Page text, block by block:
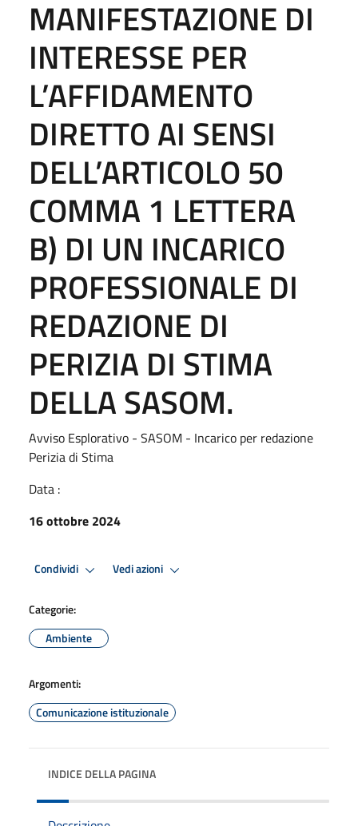
MANIFESTAZIONE DI
INTERESSE PER
L’AFFIDAMENTO
DIRETTO AI SENSI
DELL’ARTICOLO 50
COMMA 1 LETTERA
B) DI UN INCARICO
PROFESSIONALE DI
REDAZIONE DI
PERIZIA DI STIMA
DELLA SASOM.
Avviso Esplorativo - SASOM - Incarico per redazione
Perizia di Stima
Data :
16 ottobre 2024
Condividi Vedi azioni
Categorie:
Ambiente
Argomenti:
Comunicazione istituzionale
INDICE DELLA PAGINA